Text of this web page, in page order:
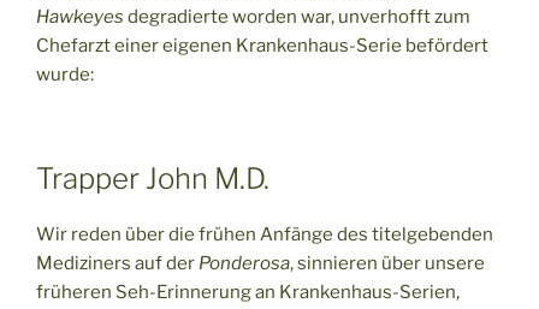
Hawkeyes degradierte worden war, unverhofft zum
Chefarzt einer eigenen Krankenhaus-Serie befördert
wurde:
Trapper John M.D.
Wir reden über die frühen Anfänge des titelgebenden
Mediziners auf der Ponderosa, sinnieren über unsere
früheren Seh-Erinnerung an Krankenhaus-Serien,